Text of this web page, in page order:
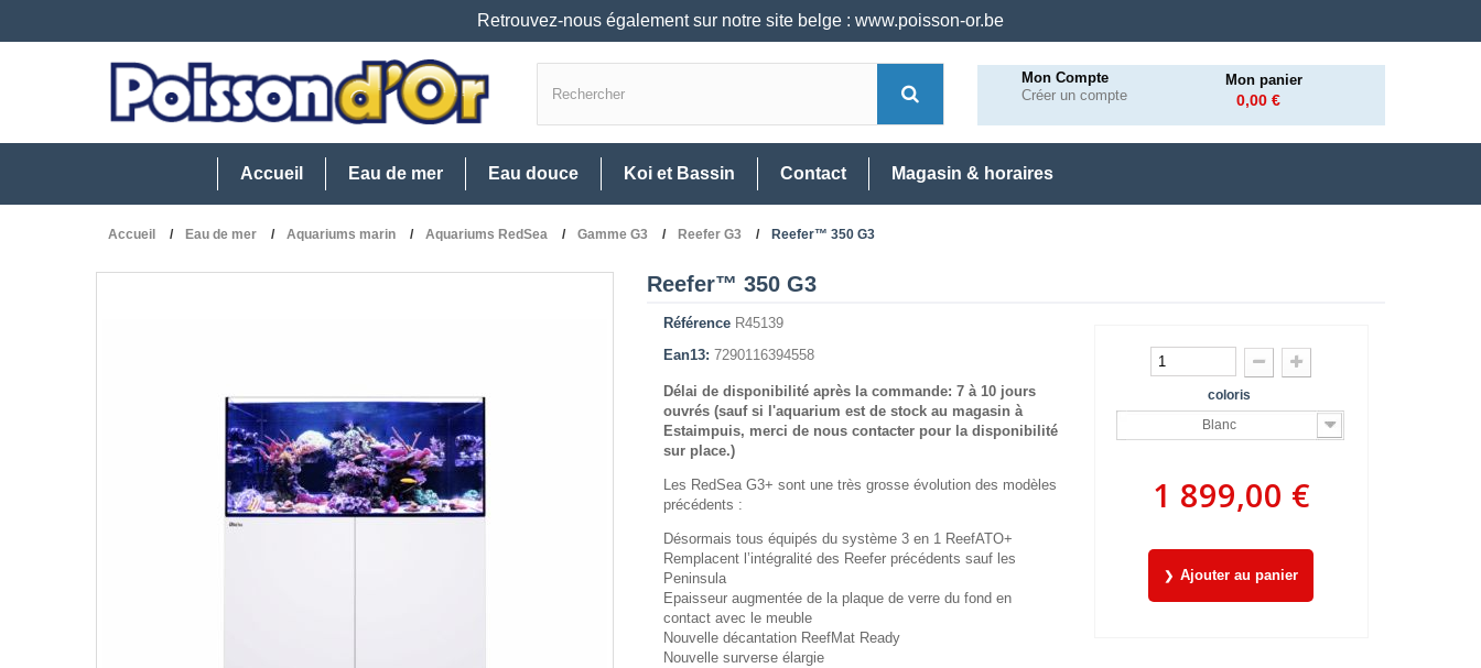
Retrouvez-nous également sur notre site belge : www.poisson-or.be
Mon Compte
Créer un compte
Mon panier
0,00 €
Accueil Eau de mer Eau douce Koi et Bassin Contact Magasin & horaires
Accueil Eau de mer Aquariums marin Aquariums RedSea Gamme G3 Reefer G3 Reefer™ 350 G3
Reefer™ 350 G3
Référence R45139
Ean13: 7290116394558
Délai de disponibilité après la commande: 7 à 10 jours
ouvrés (sauf si l'aquarium est de stock au magasin à
Estaimpuis, merci de nous contacter pour la disponibilité
sur place.)
Les RedSea G3+ sont une très grosse évolution des modèles
précédents :
Désormais tous équipés du système 3 en 1 ReefATO+
Remplacent l’intégralité des Reefer précédents sauf les
Peninsula
Epaisseur augmentée de la plaque de verre du fond en
contact avec le meuble
Nouvelle décantation ReefMat Ready
Nouvelle surverse élargie
coloris
Blanc
1 899,00 €
Ajouter au panier